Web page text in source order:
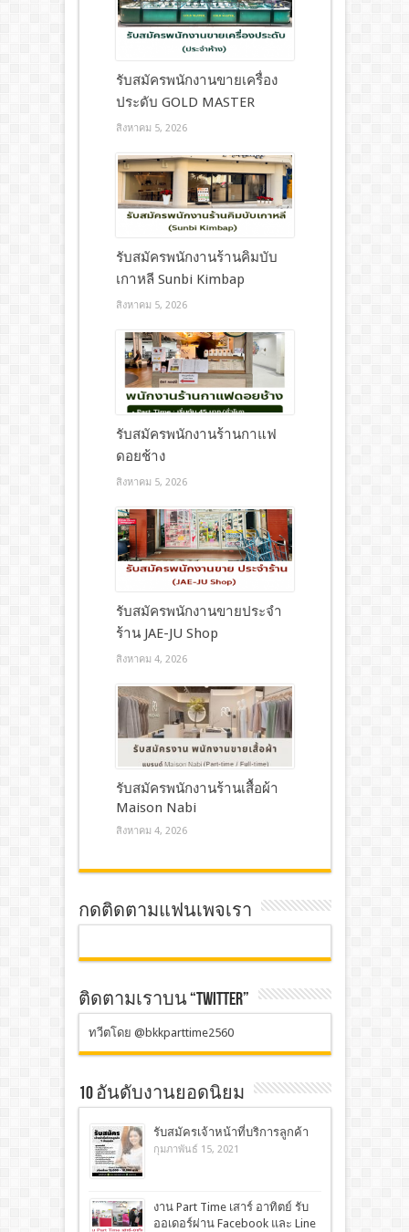
รับสมัครพนักงานขายเครื่อง
ประดับ GOLD MASTER
สิงหาคม 5, 2026
รับสมัครพนักงานร้านคิมบับ
เกาหลี Sunbi Kimbap
สิงหาคม 5, 2026
รับสมัครพนักงานร้านกาแฟ
ดอยช้าง
สิงหาคม 5, 2026
รับสมัครพนักงานขายประจำ
ร้าน JAE-JU Shop
สิงหาคม 4, 2026
รับสมัครพนักงานร้านเสื้อผ้า
Maison Nabi
สิงหาคม 4, 2026
กดติดตามแฟนเพจเรา
ติดตามเราบน “TWITTER”
ทวีตโดย @bkkparttime2560
10 อันดับงานยอดนิยม
รับสมัครเจ้าหน้าที่บริการลูกค้า
กุมภาพันธ์ 15, 2021
งาน Part Time เสาร์ อาทิตย์ รับ
ออเดอร์ผ่าน Facebook และ Line